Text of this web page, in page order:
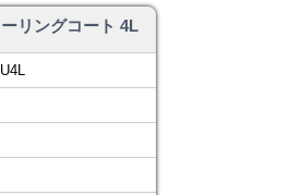
リングコート 4L